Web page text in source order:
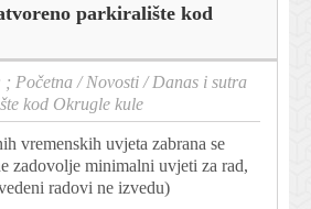
parkiralište kod
; Početna /Novosti /Danas i sutra
kod Okrugle kule
vremenskih uvjeta zabrana se
zadovolje minimalni uvjeti za rad,
radovi ne izvedu)